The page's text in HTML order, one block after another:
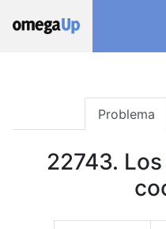
Problema
22743.